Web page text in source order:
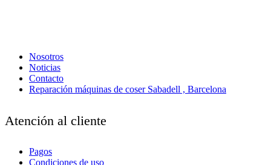
Nosotros
Noticias
Contacto
Reparación máquinas de coser Sabadell , Barcelona
Atención al cliente
Pagos
Condiciones de uso